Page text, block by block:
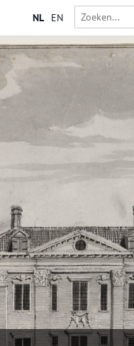
NL EN